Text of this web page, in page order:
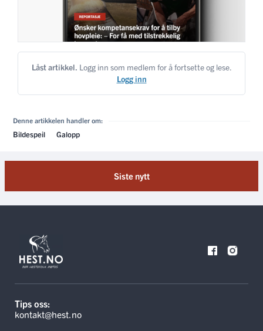
Låst artikkel. Logg inn som medlem for å fortsette og lese.
Logg inn
Denne artikkelen handler om:
Bildespeil Galopp
Siste nytt
Tips oss:
kontakt@hest.no